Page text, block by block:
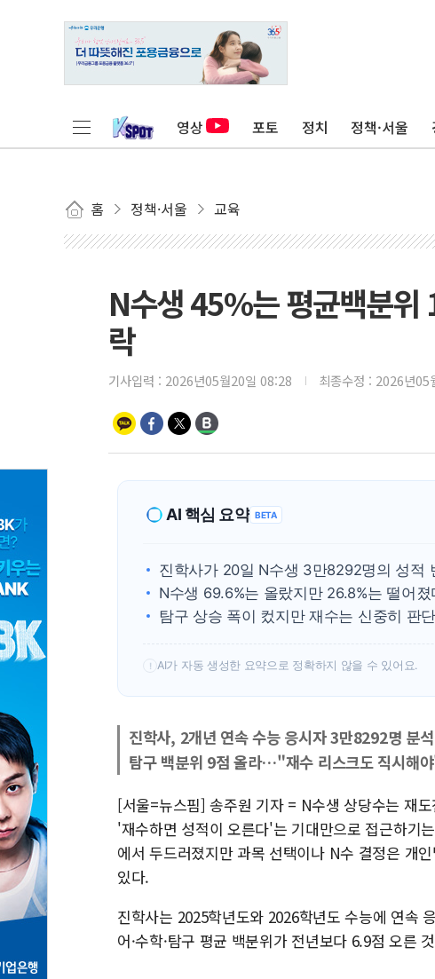
영상 포토 정치 정책·서울
홈 정책·서울 교육
N수생 45%는 평균백분
락
기사입력 : 2026년05월20일 08:28 최종수정 : 2026년05
AI 핵심 요약 BETA
진학사가 20일 N수생 3만8292명의 성적
N수생 69.6%는 올랐지만 26.8%는 떨어졌
탐구 상승 폭이 컸지만 재수는 신중히 판
! AI가 자동 생성한 요약으로 정확하지 않을 수 있어요.
진학사, 2개년 연속 수능 응시자 3만8292명 분석
탐구 백분위 9점 올라…"재수 리스크도 직시해
[서울=뉴스핌] 송주원 기자 = N수생 상당수는 재
'재수하면 성적이 오른다'는 기대만으로 접근하기
에서 두드러졌지만 과목 선택이나 N수 결정은 개
있다.
진학사는 2025학년도와 2026학년도 수능에 연속
어·수학·탐구 평균 백분위가 전년보다 6.9점 오른